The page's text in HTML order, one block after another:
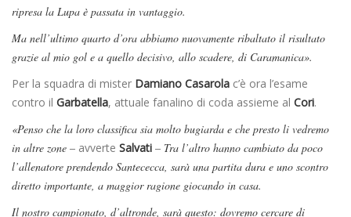
ripresa la Lupa è passata in vantaggio.
Ma nell’ultimo quarto d’ora abbiamo nuovamente ribaltato il risultato
grazie al mio gol e a quello decisivo, allo scadere, di Caramanica».
Per la squadra di mister Damiano Casarola c’è ora l’esame
contro il Garbatella, attuale fanalino di coda assieme al Cori.
«Penso che la loro classifica sia molto bugiarda e che presto li vedremo
in altre zone – avverte Salvati – Tra l’altro hanno cambiato da poco
l’allenatore prendendo Santececca, sarà una partita dura e uno scontro
diretto importante, a maggior ragione giocando in casa.
Il nostro campionato, d’altronde, sarà questo: dovremo cercare di